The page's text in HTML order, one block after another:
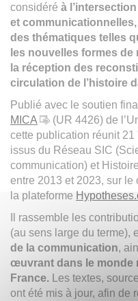
considéré à
et communicationnelles,
des thématiques telles
les nouvelles formes de
la réception des
circulation de l’histoire
Publié avec le soutien
MICA
(UR 4426) de
cette publication réunit
issus du Réseau SIC
communication) et
entre 2013 et 2023, sur
la plateforme
Il rassemble les
(au sens large du terme),
de la communication,
œuvrant dans le monde
France.
Les textes,
ont été mis à jour, afin de